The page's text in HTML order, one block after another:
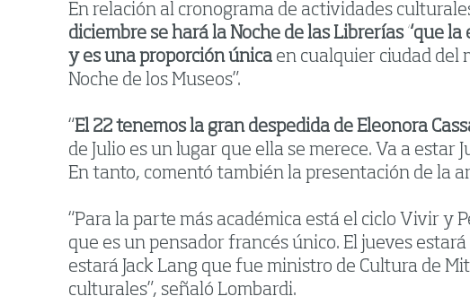
En relación al cronograma de actividades
diciembre se hará la Noche de las Librerías “que
y es una proporción única en cualquier ciudad del
Noche de los Museos”.
“El 22 tenemos la gran despedida de Eleonora
de Julio es un lugar que ella se merece. Va a estar
En tanto, comentó también la presentación de la
“Para la parte más académica está el ciclo Vivir y
que es un pensador francés único. El jueves
estará Jack Lang que fue ministro de Cultura de
culturales”, señaló Lombardi.